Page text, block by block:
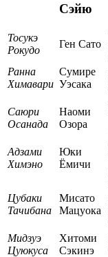
Сэйю
Тосукэ
Рокудо
Ген Сато
Ранна
Химавари
Сумире
Уэсака
Саюри
Осанада
Наоми
Озора
Адзами
Химэно
Юки
Ёмичи
Цубаки
Тачибана
Мисато
Мацуока
Мидзуэ
Цуюкуса
Хитоми
Сэкинэ